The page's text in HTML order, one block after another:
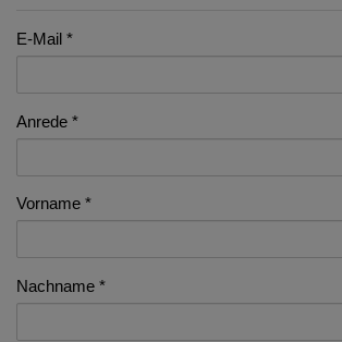
E-Mail
Anrede
Vorname
Nachname